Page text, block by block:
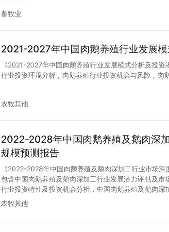
畜牧业
2021-2027年中国肉鹅养殖行业发展
《2021-2027年中国肉鹅养殖行业发展模式分析及投
行业投资环境分析，肉鹅养殖行业投资机会与风险，肉
农牧其他
2022-2028年中国肉鹅养殖及鹅肉深
规模预测报告
《2022-2028年中国肉鹅养殖及鹅肉深加工行业市场深
包含中国肉鹅养殖及鹅肉深加工行业发展潜力评估及市
行业投资特性及投资机会分析，中国肉鹅养殖及鹅肉深
容。
农牧其他